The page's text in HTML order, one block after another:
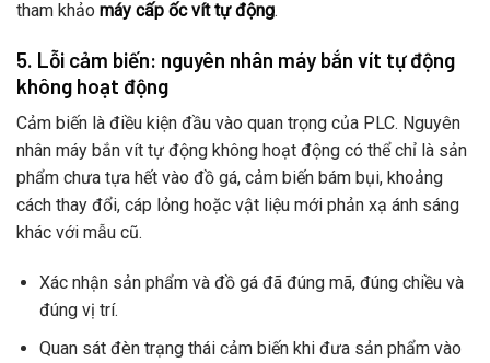
tham khảo máy cấp ốc vít tự động.
5. Lỗi cảm biến: nguyên nhân máy bắn vít tự động
không hoạt động
Cảm biến là điều kiện đầu vào quan trọng của PLC. Nguyên
nhân máy bắn vít tự động không hoạt động có thể chỉ là sản
phẩm chưa tựa hết vào đồ gá, cảm biến bám bụi, khoảng
cách thay đổi, cáp lỏng hoặc vật liệu mới phản xạ ánh sáng
khác với mẫu cũ.
Xác nhận sản phẩm và đồ gá đã đúng mã, đúng chiều và
đúng vị trí.
Quan sát đèn trạng thái cảm biến khi đưa sản phẩm vào